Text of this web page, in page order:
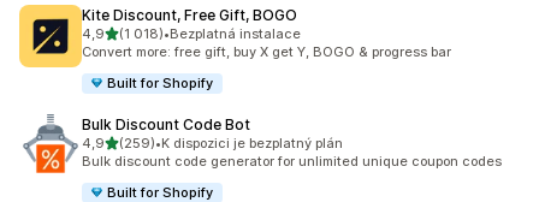
Kite Discount, Free Gift, BOGO
4,9z 5 hvězd
(1 018)
Celkový počet recenzí: 1018
•Bezplatná instalace
Convert more: free gift, buy X get Y, BOGO & progress bar
Built for Shopify
Bulk Discount Code Bot
4,9z 5 hvězd
(259)
Celkový počet recenzí: 259
•K dispozici je bezplatný plán
Bulk discount code generator for unlimited unique coupon codes
Built for Shopify